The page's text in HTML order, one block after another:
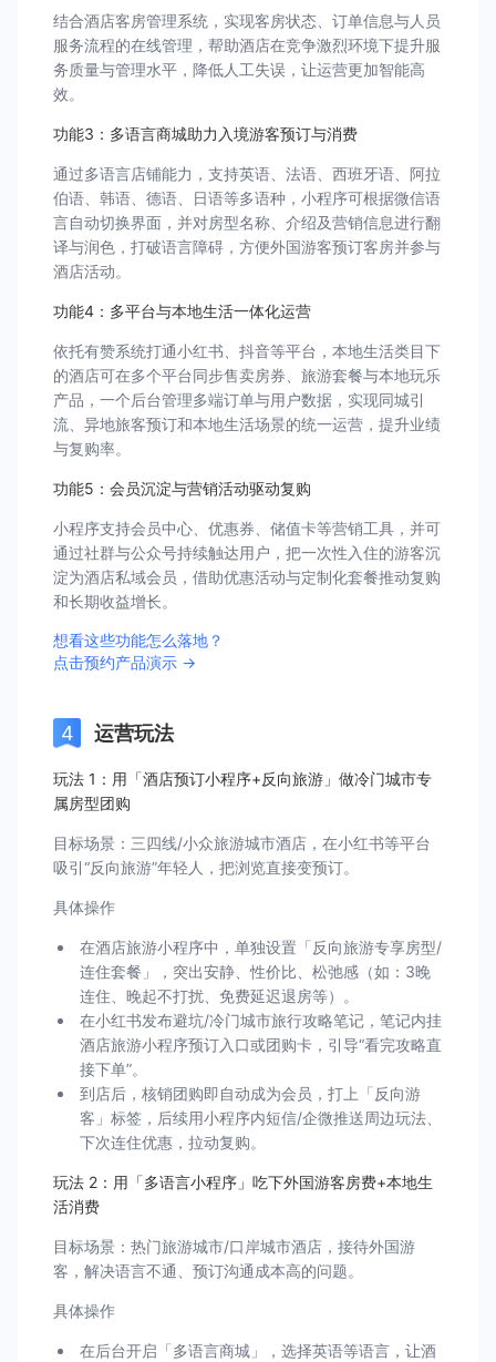
结合酒店客房管理系统，实现客房状态、订单信息与人员
服务流程的在线管理，帮助酒店在竞争激烈环境下提升服
务质量与管理水平，降低人工失误，让运营更加智能高
效。
功能3：多语言商城助力入境游客预订与消费
通过多语言店铺能力，支持英语、法语、西班牙语、阿拉
伯语、韩语、德语、日语等多语种，小程序可根据微信语
言自动切换界面，并对房型名称、介绍及营销信息进行翻
译与润色，打破语言障碍，方便外国游客预订客房并参与
酒店活动。
功能4：多平台与本地生活一体化运营
依托有赞系统打通小红书、抖音等平台，本地生活类目下
的酒店可在多个平台同步售卖房券、旅游套餐与本地玩乐
产品，一个后台管理多端订单与用户数据，实现同城引
流、异地旅客预订和本地生活场景的统一运营，提升业绩
与复购率。
功能5：会员沉淀与营销活动驱动复购
小程序支持会员中心、优惠券、储值卡等营销工具，并可
通过社群与公众号持续触达用户，把一次性入住的游客沉
淀为酒店私域会员，借助优惠活动与定制化套餐推动复购
和长期收益增长。
想看这些功能怎么落地？
点击预约产品演示 →
运营玩法
玩法 1：用「酒店预订小程序+反向旅游」做冷门城市专
属房型团购
目标场景：三四线/小众旅游城市酒店，在小红书等平台
吸引“反向旅游”年轻人，把浏览直接变预订。
具体操作
在酒店旅游小程序中，单独设置「反向旅游专享房型/
连住套餐」，突出安静、性价比、松弛感（如：3晚
连住、晚起不打扰、免费延迟退房等）。
在小红书发布避坑/冷门城市旅行攻略笔记，笔记内挂
酒店旅游小程序预订入口或团购卡，引导“看完攻略直
接下单”。
到店后，核销团购即自动成为会员，打上「反向游
客」标签，后续用小程序内短信/企微推送周边玩法、
下次连住优惠，拉动复购。
玩法 2：用「多语言小程序」吃下外国游客房费+本地生
活消费
目标场景：热门旅游城市/口岸城市酒店，接待外国游
客，解决语言不通、预订沟通成本高的问题。
具体操作
在后台开启「多语言商城」，选择英语等语言，让酒